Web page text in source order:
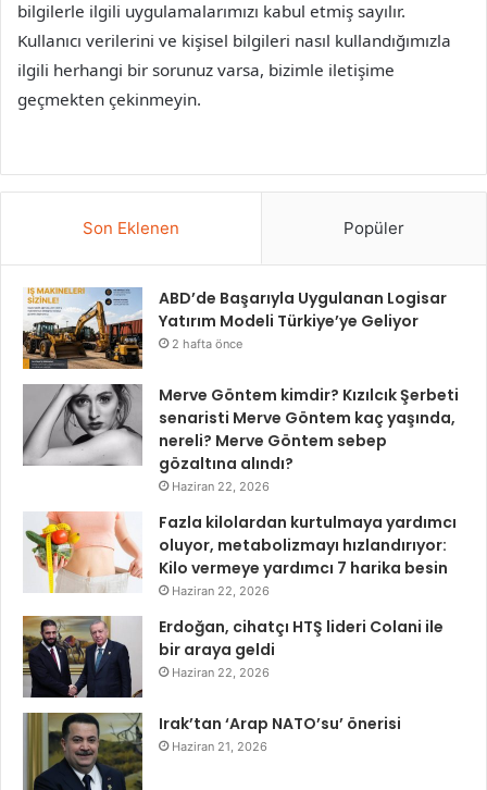
bilgilerle ilgili uygulamalarımızı kabul etmiş sayılır.
Kullanıcı verilerini ve kişisel bilgileri nasıl kullandığımızla
ilgili herhangi bir sorunuz varsa, bizimle iletişime
geçmekten çekinmeyin.
Son Eklenen Popüler
ABD’de Başarıyla Uygulanan Logisar
Yatırım Modeli Türkiye’ye Geliyor
2 hafta önce
Merve Göntem kimdir? Kızılcık Şerbeti
senaristi Merve Göntem kaç yaşında,
nereli? Merve Göntem sebep
gözaltına alındı?
Haziran 22, 2026
Fazla kilolardan kurtulmaya yardımcı
oluyor, metabolizmayı hızlandırıyor:
Kilo vermeye yardımcı 7 harika besin
Haziran 22, 2026
Erdoğan, cihatçı HTŞ lideri Colani ile
bir araya geldi
Haziran 22, 2026
Irak’tan ‘Arap NATO’su’ önerisi
Haziran 21, 2026